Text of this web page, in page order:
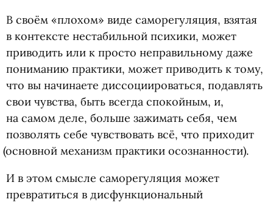
В своём «плохом» виде саморегуляция, взятая
в контексте нестабильной психики, может
приводить или к просто неправильному даже
пониманию практики, может приводить к тому,
что вы начинаете диссоциироваться, подавлять
свои чувства, быть всегда спокойным, и,
на самом деле, больше зажимать себя, чем
позволять себе чувствовать всё, что приходит
(основной механизм практики осознанности).
И в этом смысле саморегуляция может
превратиться в дисфункциональный